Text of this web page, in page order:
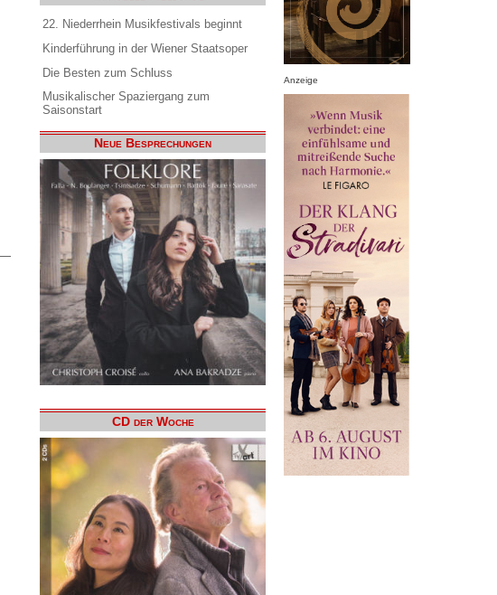
22. Niederrhein Musikfestivals beginnt
Kinderführung in der Wiener Staatsoper
Die Besten zum Schluss
Musikalischer Spaziergang zum
Saisonstart
Neue Besprechungen
CD der Woche
Anzeige